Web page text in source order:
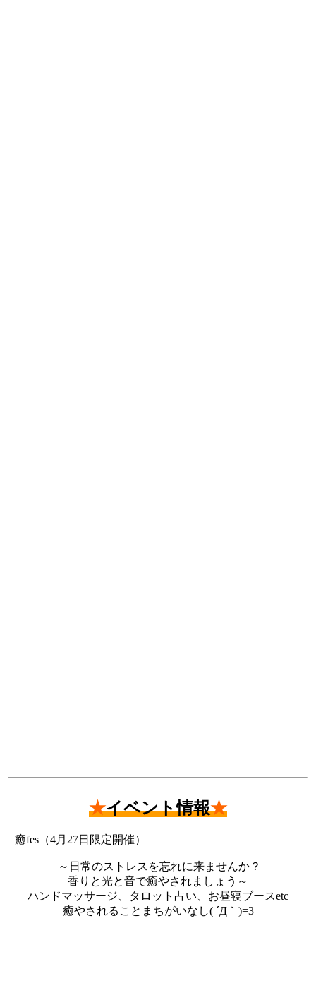
★イベント情報★
癒fes（4月27日限定開催）
～日常のストレスを忘れに来ませんか？
香りと光と音で癒やされましょう～
ハンドマッサージ、タロット占い、お昼寝ブースetc
癒やされることまちがいなし( ´Д｀)=3